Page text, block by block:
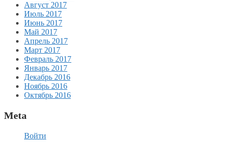
Август 2017
Июль 2017
Июнь 2017
Май 2017
Апрель 2017
Март 2017
Февраль 2017
Январь 2017
Декабрь 2016
Ноябрь 2016
Октябрь 2016
Meta
Войти